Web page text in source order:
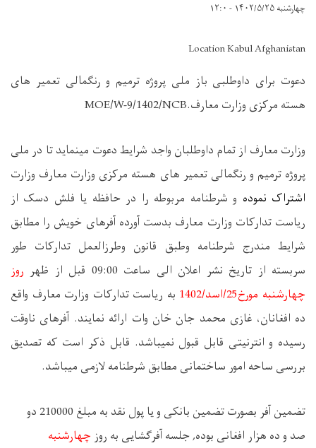
چهارشنبه ۱۴۰۲/۵/۲۵ - ۱۲:۰
Location Kabul Afghanistan
دعوت برای داوطلبی باز ملی پروژه ترمیم و رنگمالی تعمیر های
هسته مرکزی وزارت معارف.
MOE/W-9/1402/NCB
وزارت معارف از تمام داوطلبان واجد شرایط دعوت مینماید تا درملی
پروژه ترمیم و رنگمالی تعمیر های هسته مرکزی وزارت معارف وزارت
اشتراک نموده و شرطنامه مربوطه را در حافظه یا فلش دسک از
ریاست تدارکات وزارت معارف بدست آورده آفرهای خویش را مطابق
شرایط مندرج شرطنامه وطبق قانون وطرزالعمل تدارکات طور
سربسته از تاریخ نشر اعلان الی ساعت 09:00 قبل از ظهر
روز
چهارشنبه مورخ25
/اسد/1402
به ریاست تدارکات وزارت معارف واقع
ده افغانان، غازی محمد جان خان وات ارائه نمایند. آفرهای ناوقت
رسیده و انترنیتی قابل قبول نمیباشد. قابل ذکر است که تصدیق
بررسی ساحه امور ساختمانی مطابق شرطنامه لازمی میباشد.
تضمین آفر بصورت تضمین بانکی و یا پول نقد به مبلغ 210000 دو
صد و ده هزار افغانی بوده, جلسه آفرگشایی به روزچهارشنبه